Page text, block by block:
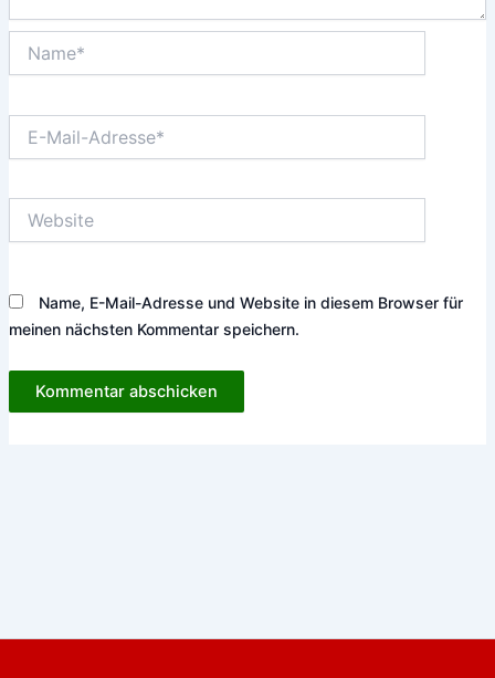
Mail-
Name, E-Mail-Adresse und Website in diesem Browser für
meinen nächsten Kommentar speichern.